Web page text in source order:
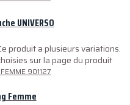
UNIVERSO
produit a plusieurs variations.
sur la page du produit
Femme